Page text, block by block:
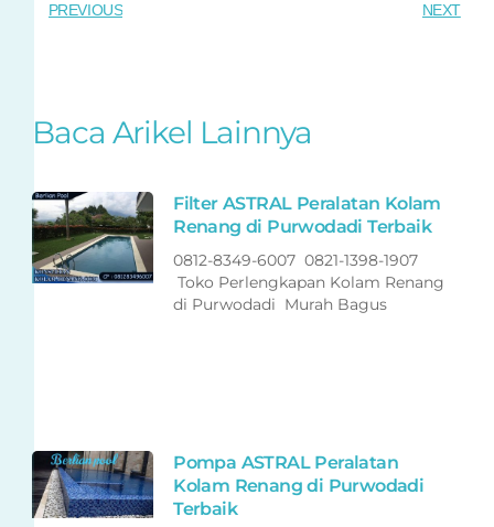
PREVIOUS NEXT
Baca Arikel Lainnya
Filter ASTRAL Peralatan Kolam
Renang di Purwodadi Terbaik
0812-8349-6007 0821-1398-1907
Toko Perlengkapan Kolam Renang
di Purwodadi Murah Bagus
Pompa ASTRAL Peralatan
Kolam Renang di Purwodadi
Terbaik